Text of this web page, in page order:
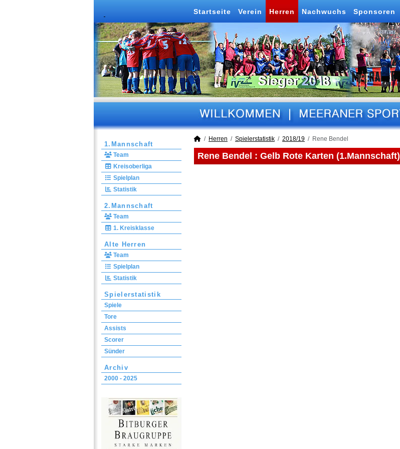
Startseite Verein Herren Nachwuchs Sponsoren
1.Mannschaft
Team
Kreisoberliga
Spielplan
Statistik
2.Mannschaft
Team
1. Kreisklasse
Alte Herren
Team
Spielplan
Statistik
Spielerstatistik
Spiele
Tore
Assists
Scorer
Sünder
Archiv
2000 - 2025
Herren Spielerstatistik 2018/19 Rene Bendel
Rene Bendel : Gelb Rote Karten (1.Mannschaft)